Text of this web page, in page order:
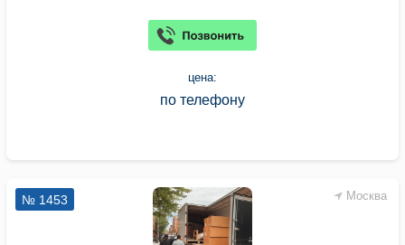
цена:
по телефону
Москва
№ 1453